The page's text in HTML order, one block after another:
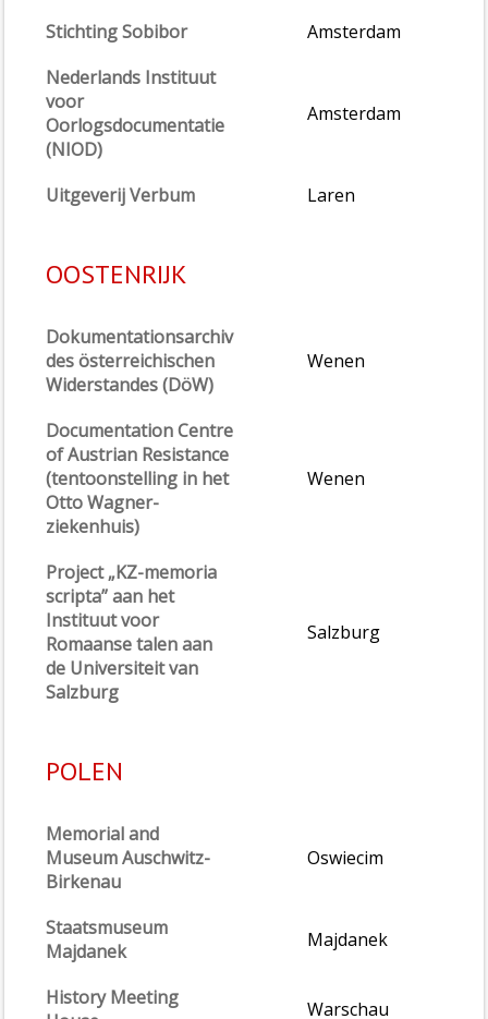
Stichting Sobibor
Amsterdam
Nederlands Instituut
voor
Oorlogsdocumentatie
(NIOD)
Amsterdam
Uitgeverij Verbum Laren
OOSTENRIJK
Dokumentationsarchiv
des österreichischen
Widerstandes (DöW)
Wenen
Documentation Centre
of Austrian Resistance
(tentoonstelling in het
Otto Wagner-
ziekenhuis)
Wenen
Project „KZ-memoria
scripta” aan het
Instituut voor
Romaanse talen aan
de Universiteit van
Salzburg
Salzburg
POLEN
Memorial and
Museum Auschwitz-
Birkenau
Oswiecim
Staatsmuseum
Majdanek
Majdanek
History Meeting
Warschau